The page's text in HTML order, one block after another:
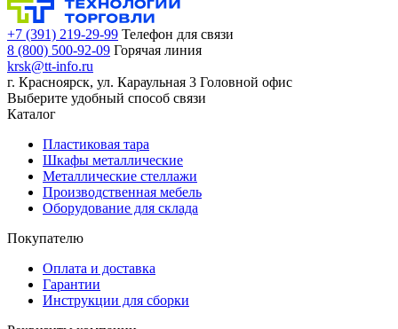
+7 (391) 219-29-99 Телефон для связи
8 (800) 500-92-09 Горячая линия
krsk@tt-info.ru
г. Красноярск, ул. Караульная 3 Головной офис
Выберите удобный способ связи
Каталог
Пластиковая тара
Шкафы металлические
Металлические стеллажи
Производственная мебель
Оборудование для склада
Покупателю
Оплата и доставка
Гарантии
Инструкции для сборки